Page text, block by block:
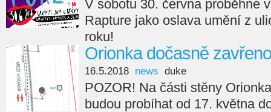
V sobotu 30. června proběhne
Rapture jako oslava umění z
roku!
Orionka dočasně zavřeno
16.5.2018 news duke
POZOR! Na části stěny
budou probíhat od 17. května